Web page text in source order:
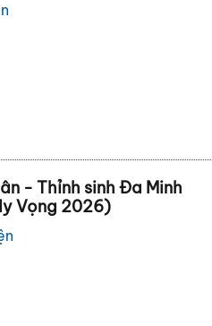
- Thỉnh sinh Đa Minh
Vọng 2026)